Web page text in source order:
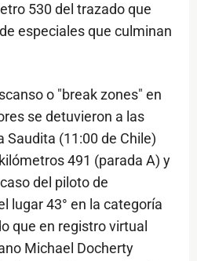
530 del trazado que
especiales que culminan
o "break zones" en
se detuvieron a las
Saudita (11:00 de Chile)
491 (parada A) y
del piloto de
lugar 43° en la categoría
que en registro virtual
Michael Docherty